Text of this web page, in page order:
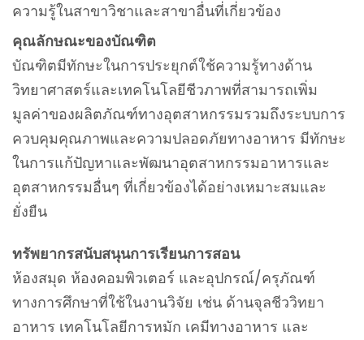
ความรู้ในสาขาวิชาและสาขาอื่นที่เกี่ยวข้อง
คุณลักษณะของบัณฑิต
บัณฑิตมีทักษะในการประยุกต์ใช้ความรู้ทางด้าน
วิทยาศาสตร์และเทคโนโลยีชีวภาพที่สามารถเพิ่ม
มูลค่าของผลิตภัณฑ์ทางอุตสาหกรรมรวมถึงระบบการ
ควบคุมคุณภาพและความปลอดภัยทางอาหาร มีทักษะ
ในการแก้ปัญหาและพัฒนาอุตสาหกรรมอาหารและ
อุตสาหกรรมอื่นๆ ที่เกี่ยวข้องได้อย่างเหมาะสมและ
ยั่งยืน
ทรัพยากรสนับสนุนการเรียนการสอน
ห้องสมุด ห้องคอมพิวเตอร์ และอุปกรณ์/ครุภัณฑ์
ทางการศึกษาที่ใช้ในงานวิจัย เช่น ด้านจุลชีววิทยา
อาหาร เทคโนโลยีการหมัก เคมีทางอาหาร และ